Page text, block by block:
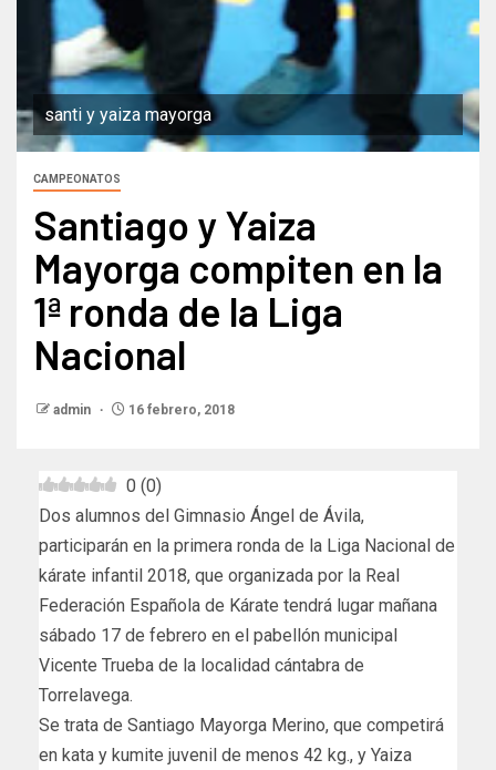
santi y yaiza mayorga
CAMPEONATOS
Santiago y Yaiza
Mayorga compiten en la
1ª ronda de la Liga
Nacional
admin 16 febrero, 2018
0 (0)
Dos alumnos del Gimnasio Ángel de Ávila,
participarán en la primera ronda de la Liga Nacional de
kárate infantil 2018, que organizada por la Real
Federación Española de Kárate tendrá lugar mañana
sábado 17 de febrero en el pabellón municipal
Vicente Trueba de la localidad cántabra de
Torrelavega.
Se trata de Santiago Mayorga Merino, que competirá
en kata y kumite juvenil de menos 42 kg., y Yaiza